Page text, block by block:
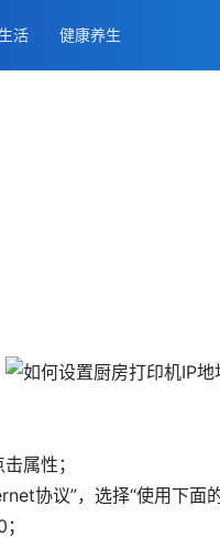
生活 健康养生
属性；
协议”，选择“使用下面